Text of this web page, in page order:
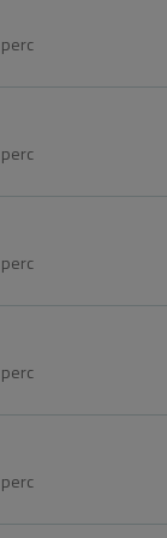
perc
perc
perc
perc
perc